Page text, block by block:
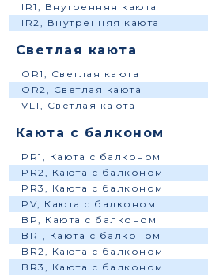
IR1, Внутренняя каюта
IR2, Внутренняя каюта
Светлая каюта
OR1, Светлая каюта
OR2, Светлая каюта
VL1, Светлая каюта
Каюта с балконом
PR1, Каюта с балконом
PR2, Каюта с балконом
PR3, Каюта с балконом
PV, Каюта с балконом
BP, Каюта с балконом
BR1, Каюта с балконом
BR2, Каюта с балконом
BR3, Каюта с балконом